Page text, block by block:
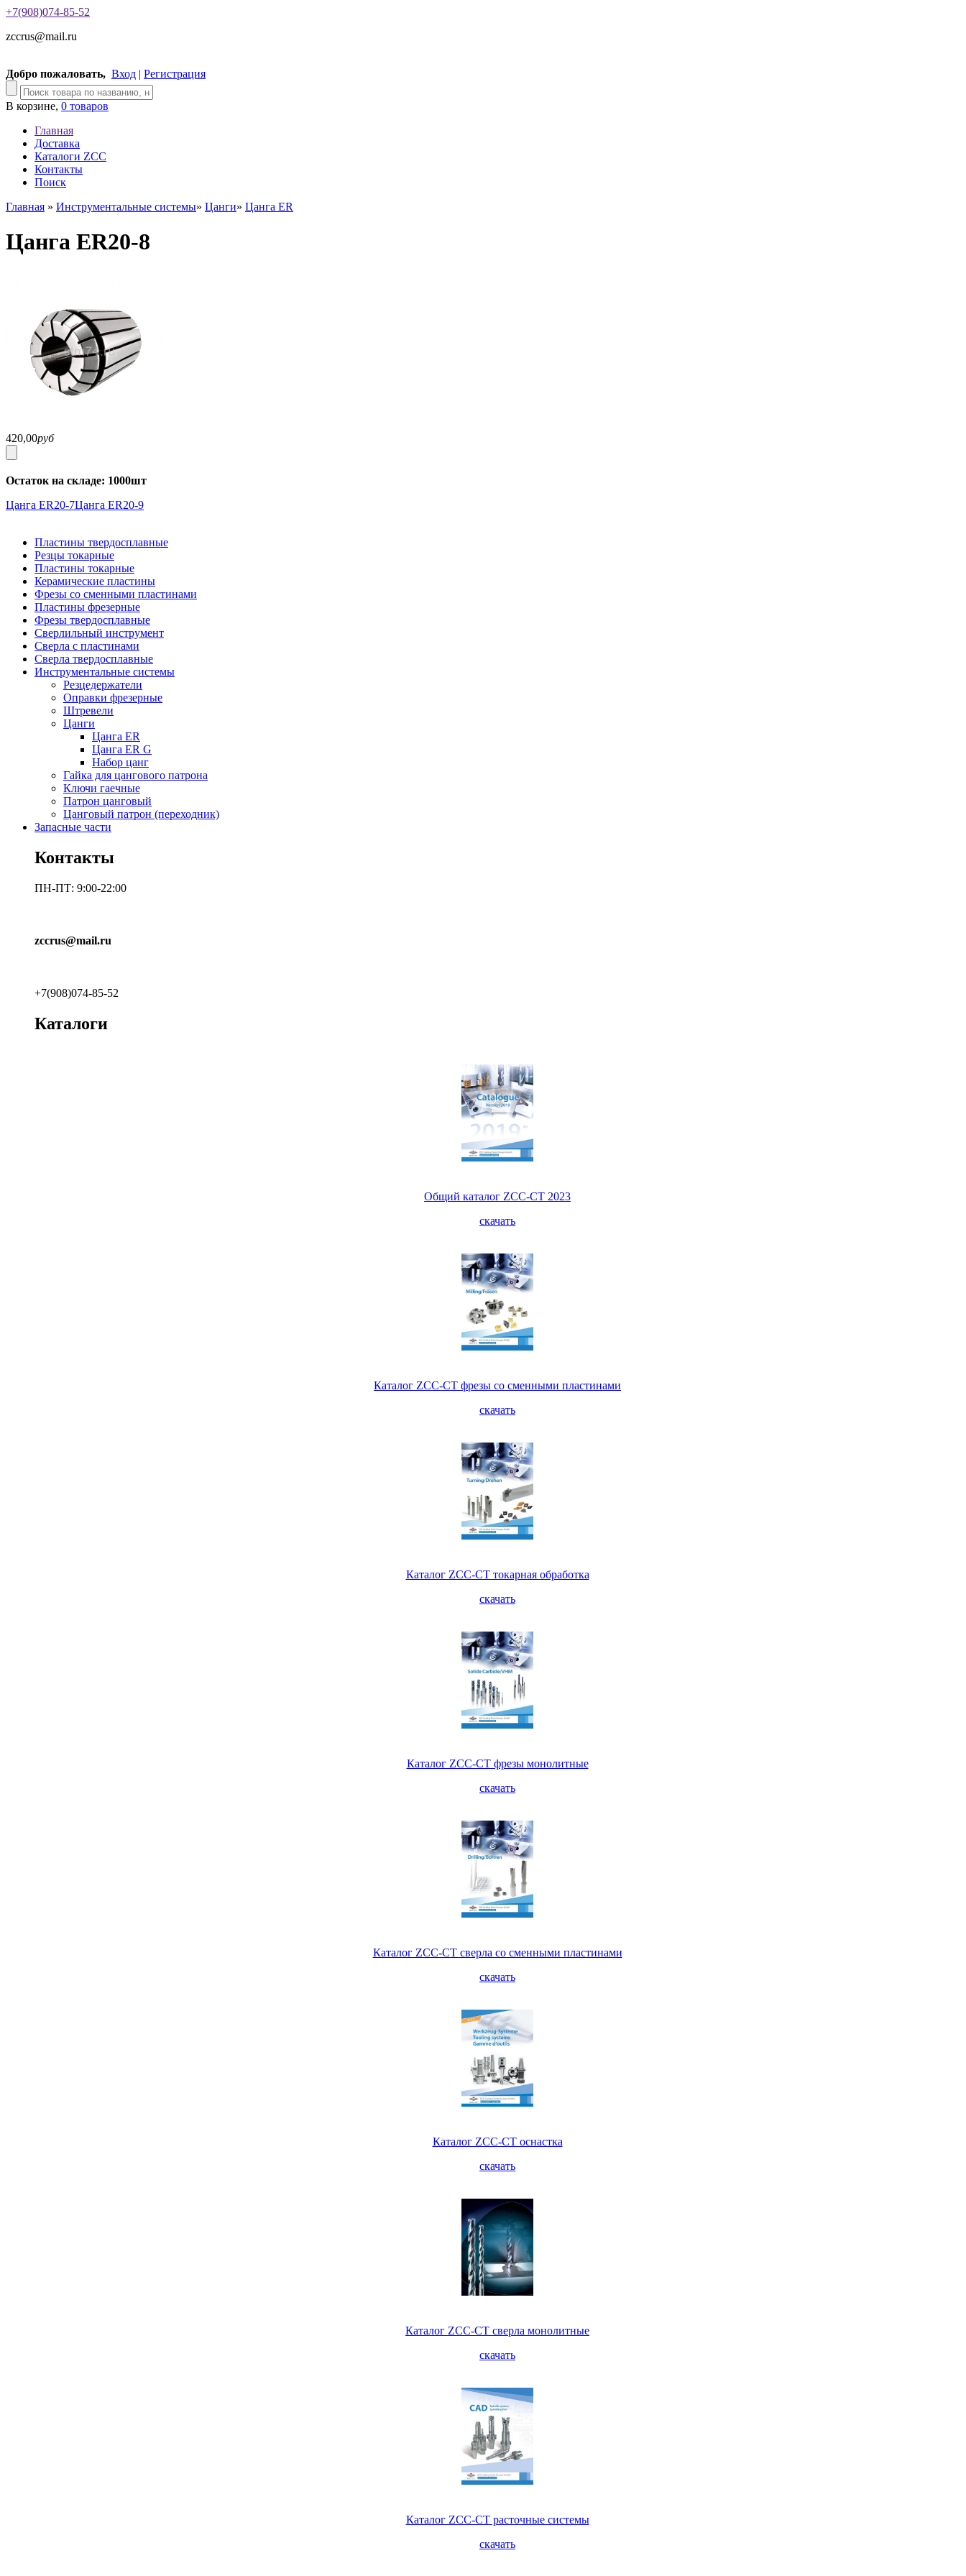
+7(908)074-85-52
zccrus@mail.ru
Добро пожаловать, Вход | Регистрация
В корзине, 0 товаров
Главная
Доставка
Каталоги ZCC
Контакты
Поиск
Главная » Инструментальные системы» Цанги» Цанга ER
Цанга ER20-8
420,00руб
Остаток на складе: 1000шт
Цанга ER20-7Цанга ER20-9
Пластины твердосплавные
Резцы токарные
Пластины токарные
Керамические пластины
Фрезы со сменными пластинами
Пластины фрезерные
Фрезы твердосплавные
Сверлильный инструмент
Сверла с пластинами
Сверла твердосплавные
Инструментальные системы
Резцедержатели
Оправки фрезерные
Штревели
Цанги
Цанга ER
Цанга ER G
Набор цанг
Гайка для цангового патрона
Ключи гаечные
Патрон цанговый
Цанговый патрон (переходник)
Запасные части
Контакты
ПН-ПТ: 9:00-22:00
zccrus@mail.ru
+7(908)074-85-52
Каталоги
Общий каталог ZCC-CT 2023
скачать
Каталог ZCC-CT фрезы со сменными пластинами
скачать
Каталог ZCC-CT токарная обработка
скачать
Каталог ZCC-CT фрезы монолитные
скачать
Каталог ZCC-CT сверла со сменными пластинами
скачать
Каталог ZCC-CT оснастка
скачать
Каталог ZCC-CT сверла монолитные
скачать
Каталог ZCC-CT расточные системы
скачать